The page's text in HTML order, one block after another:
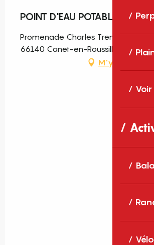
POINT D'EAU POTABLE
Promenade Charles Trenet, Place
66140 Canet-en-Roussillon
M'y rendre